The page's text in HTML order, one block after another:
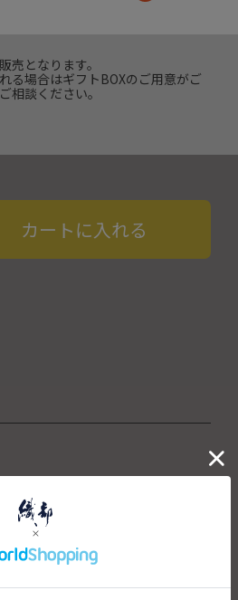
売となります。
る場合はギフトBOXのご用意がご
相談ください。
カートに入れる
にて展示販売中の作品になり
グによってORIBE NAGOYA店頭で
セルさせて頂きます。
の出荷になりますので、ご注文確認